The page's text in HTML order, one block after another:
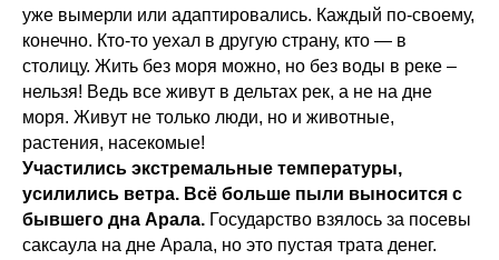
уже вымерли или адаптировались. Каждый по-своему,
конечно. Кто-то уехал в другую страну, кто — в
столицу. Жить без моря можно, но без воды в реке –
нельзя! Ведь все живут в дельтах рек, а не на дне
моря. Живут не только люди, но и животные,
растения, насекомые!
Участились экстремальные температуры,
усилились ветра. Всё больше пыли выносится с
бывшего дна Арала. Государство взялось за посевы
саксаула на дне Арала, но это пустая трата денег.